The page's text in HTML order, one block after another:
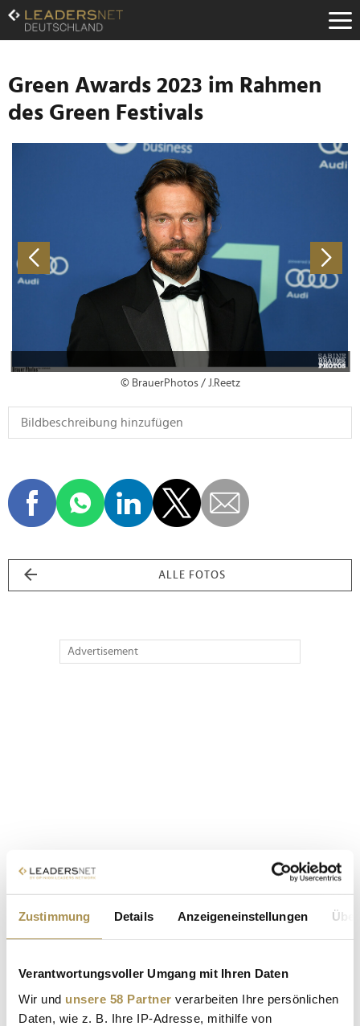
Zustimmung Details Anzeigeneinstellungen
Verantwortungsvoller Umgang mit Ihren Daten
Wir und unsere 58 Partner verarbeiten Ihre persönlichen
Daten, wie z. B. Ihre IP-Adresse, mithilfe von
Zum
Inhalt
Zur
Navigation
Zur
Hauptnavigation
Green Awards 2023 im Rahmen
des Green Festivals
© BrauerPhotos / J.Reetz
ALLE FOTOS
Advertisement